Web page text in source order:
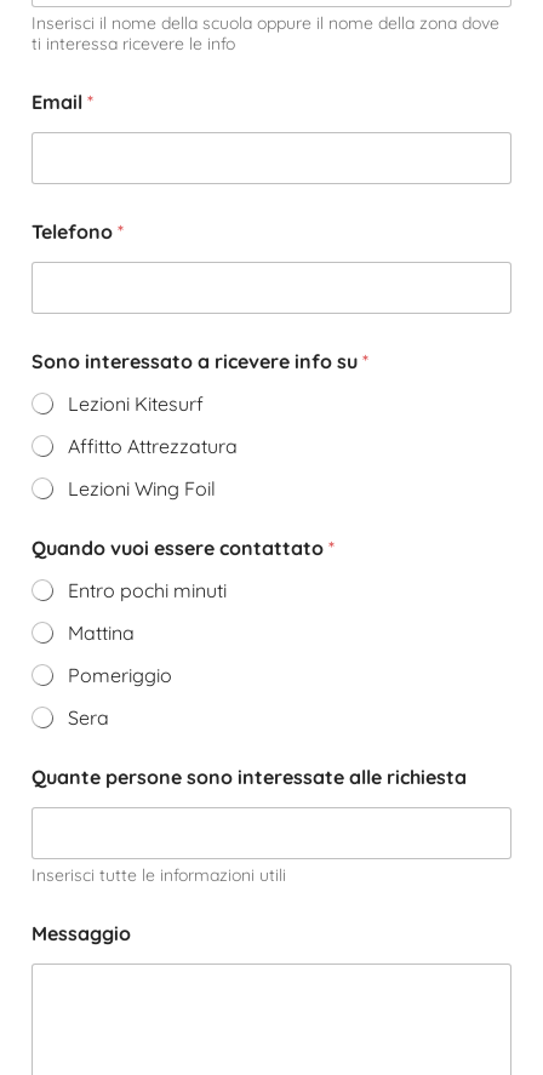
Inserisci il nome della scuola oppure il nome della zona dove
ti interessa ricevere le info
Email *
Telefono *
Sono interessato a ricevere info su *
Lezioni Kitesurf
Affitto Attrezzatura
Lezioni Wing Foil
Quando vuoi essere contattato *
Entro pochi minuti
Mattina
Pomeriggio
Sera
Quante persone sono interessate alle richiesta
Inserisci tutte le informazioni utili
Messaggio